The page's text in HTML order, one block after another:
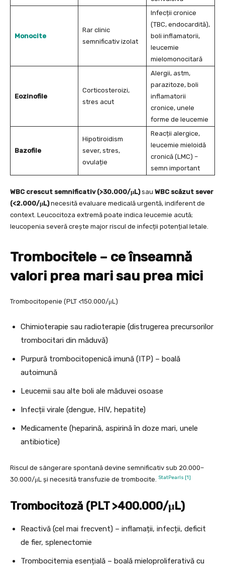
Monocite
Rar clinic
semnificativ izolat
Infecții cronice
(TBC, endocardită),
boli inflamatorii,
leucemie
mielomonocitară
Eozinofile
Corticosteroizi,
stres acut
Alergii, astm,
parazitoze, boli
inflamatorii
cronice, unele
forme de leucemie
Bazofile
Hipotiroidism
sever, stres,
ovulație
Reacții alergice,
leucemie mieloidă
cronică (LMC) –
semn important
WBC crescut semnificativ (>30.000/μL)sau WBC scăzut sever
(<2.000/μL)necesită evaluare medicală urgentă, indiferent de
context. Leucocitoza extremă poate indica leucemie acută;
leucopenia severă crește major riscul de infecții potențial letale.
Trombocitele – ce înseamnă
valori prea mari sau prea mici
Trombocitopenie (PLT <150.000/μL)
Chimioterapie sau radioterapie (distrugerea precursorilor
trombocitari din măduvă)
Purpură trombocitopenică imună (ITP) – boală
autoimună
Leucemii sau alte boli ale măduvei osoase
Infecții virale (dengue, HIV, hepatite)
Medicamente (heparină, aspirină în doze mari, unele
antibiotice)
Riscul de sângerare spontană devine semnificativ sub 20.000–
30.000/μL și necesită transfuzie de trombocite.
StatPearls [1]
Trombocitoză (PLT >400.000/μL)
Reactivă (cel mai frecvent) – inflamații, infecții, deficit
de fier, splenectomie
Trombocitemia esențială – boală mieloproliferativă cu